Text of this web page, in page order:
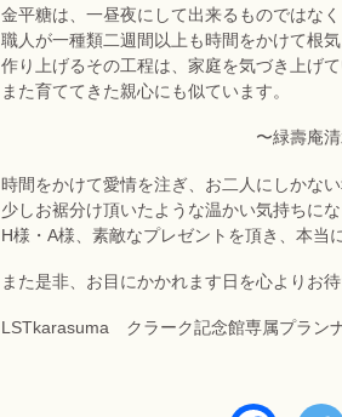
金平糖は、一昼夜にして出来るものではなく
職人が一種類二週間以上も時間をかけて根気
作り上げるその工程は、家庭を気づき上げ
また育ててきた親心にも似ています。
〜緑壽庵清水 由来紹
時間をかけて愛情を注ぎ、お二人にしかな
少しお裾分け頂いたような温かい気持ちにな
H様・A様、素敵なプレゼントを頂き、本当
また是非、お目にかかれます日を心よりお待
LSTkarasuma クラーク記念館専属プラン